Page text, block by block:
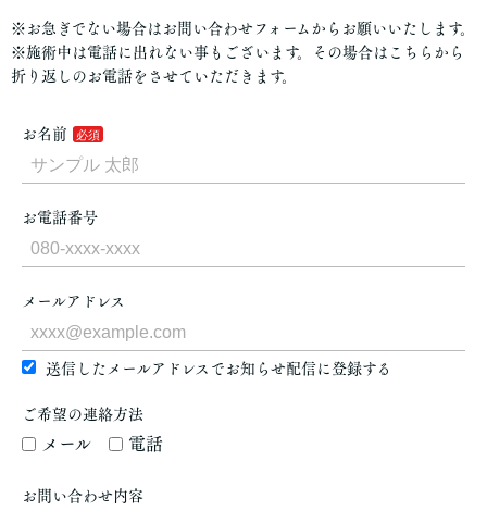
※お急ぎでない場合はお問い合わせフォームからお願いいたします。
※施術中は電話に出れない事もございます。その場合はこちらから
折り返しのお電話をさせていただきます。
お名前
お電話番号
メールアドレス
送信したメールアドレスでお知らせ配信に登録する
ご希望の連絡方法
メール 電話
お問い合わせ内容